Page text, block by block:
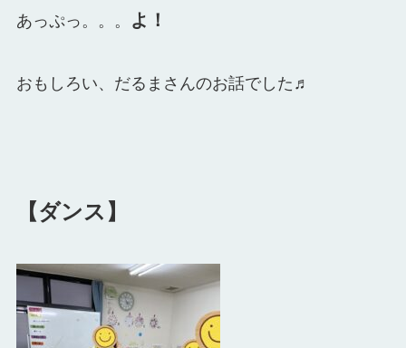
あっぷっ。。。 よ！
おもしろい、だるまさんのお話でした♬
【ダンス】